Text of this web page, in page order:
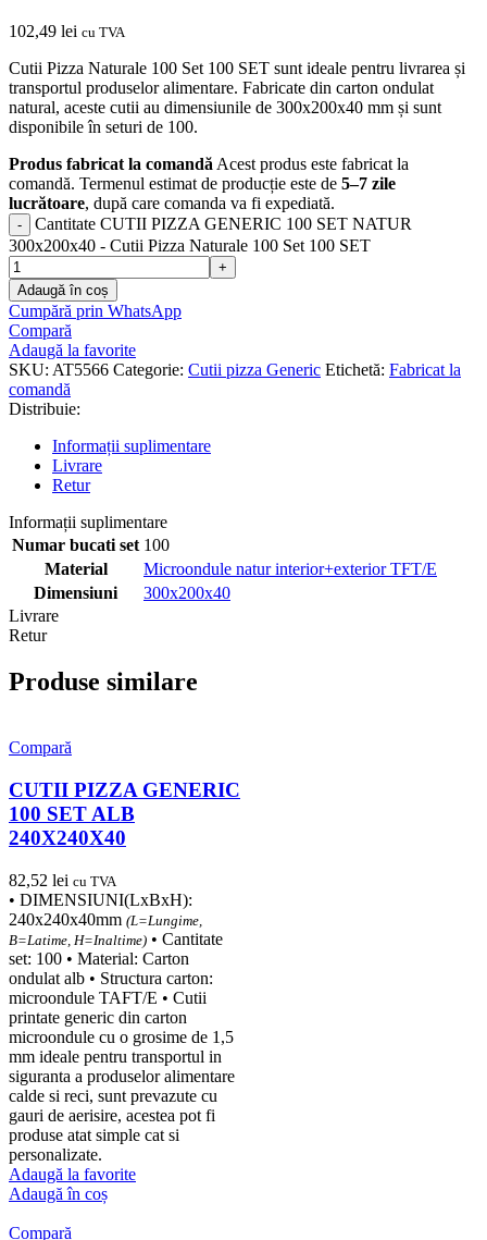
102,49 lei cu TVA
Cutii Pizza Naturale 100 Set 100 SET sunt ideale pentru livrarea și
transportul produselor alimentare. Fabricate din carton ondulat
natural, aceste cutii au dimensiunile de 300x200x40 mm și sunt
disponibile în seturi de 100.
Produs fabricat la comandăAcest produs este fabricat la
comandă. Termenul estimat de producție este de 5–7 zile
lucrătoare, după care comanda va fi expediată.
Cantitate CUTII PIZZA GENERIC 100 SET NATUR
300x200x40 - Cutii Pizza Naturale 100 Set 100 SET
Adaugă în coș
Cumpără prin WhatsApp
Compară
Adaugă la favorite
SKU: AT5566 Categorie: Cutii pizza Generic Etichetă: Fabricat la
comandă
Distribuie:
Informații suplimentare
Livrare
Retur
Informații suplimentare
Numar bucati set 100
Material
Microondule natur interior+exterior TFT/E
Dimensiuni
300x200x40
Livrare
Retur
Produse similare
Compară
CUTII PIZZA GENERIC
100 SET ALB
240X240X40
82,52 lei cu TVA
• DIMENSIUNI(LxBxH):
240x240x40mm (L=Lungime,
B=Latime, H=Inaltime) • Cantitate
set: 100 • Material: Carton
ondulat alb • Structura carton:
microondule TAFT/E • Cutii
printate generic din carton
microondule cu o grosime de 1,5
mm ideale pentru transportul in
siguranta a produselor alimentare
calde si reci, sunt prevazute cu
gauri de aerisire, acestea pot fi
produse atat simple cat si
personalizate.
Adaugă la favorite
Adaugă în coș
Compară